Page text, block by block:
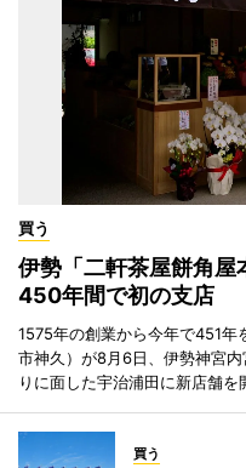
買う
伊勢「二軒茶屋餅角
450年間で初の支店
1575年の創業から今年で451年
市神久）が8月6日、伊勢神宮
りに面した宇治浦田に新店舗を
買う